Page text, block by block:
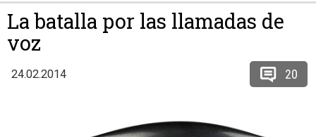
La batalla por las llamadas de
voz
24.02.2014 20